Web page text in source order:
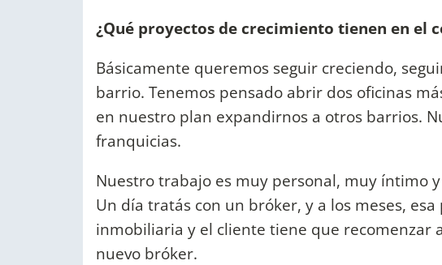
¿Qué proyectos de crecimiento tienen en el
Básicamente queremos seguir creciendo,
barrio. Tenemos pensado abrir dos oficinas
en nuestro plan expandirnos a otros barrios.
franquicias.
Nuestro trabajo es muy personal, muy íntimo
Un día tratás con un bróker, y a los meses,
inmobiliaria y el cliente tiene que recomenzar
nuevo bróker.